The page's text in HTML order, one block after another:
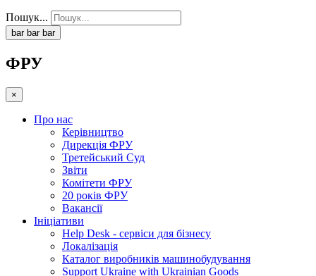
Пошук...
bar bar bar
ФРУ
×
Про нас
Керівництво
Дирекція ФРУ
Третейський Суд
Звіти
Комітети ФРУ
20 років ФРУ
Вакансії
Ініціативи
Help Desk - сервіси для бізнесу
Локалізація
Каталог виробників машинобудування
Support Ukraine with Ukrainian Goods